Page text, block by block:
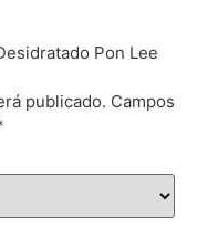
Pon Lee
publicado. Campos